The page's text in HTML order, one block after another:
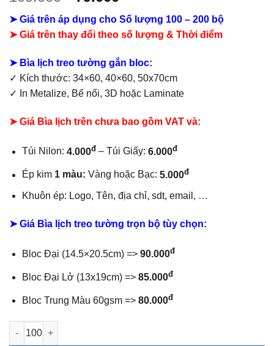
là:
109.000₫.
hiện
tại
là:
79.000₫.
➤ Giá trên áp dụng cho Số lượng 100 – 200 bộ
➤ Giá trên thay đổi theo số lượng & Thời điểm
➤ Bìa lịch treo tường gắn bloc:
✓ Kích thước: 34×60, 40×60, 50x70cm
✓
In Metalize, Bế nổi, 3D hoặc Laminate
➤ Giá Bìa lịch trên chưa bao gồm VAT và:
Túi Nilon: 4.000đ – Túi Giấy: 6.000đ
Ép kim 1 màu: Vàng hoặc Bạc: 5.000đ
Khuôn ép: Logo, Tên, địa chỉ, sdt, email, …
➤ Giá Bìa lịch treo tường trọn bộ tùy chọn:
Bloc Đại (14.5×20.5cm) => 90.000đ
Bloc Đại Lở (13x19cm) => 85.000đ
Bloc Trung Màu 60gsm => 80.000đ
Bìa lịch gắn bloc Tài Lộc số lượng